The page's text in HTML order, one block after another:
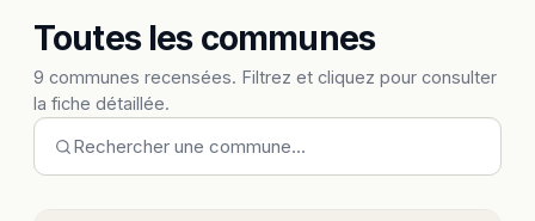
Toutes les communes
9 communes recensées. Filtrez et cliquez pour consulter
la fiche détaillée.